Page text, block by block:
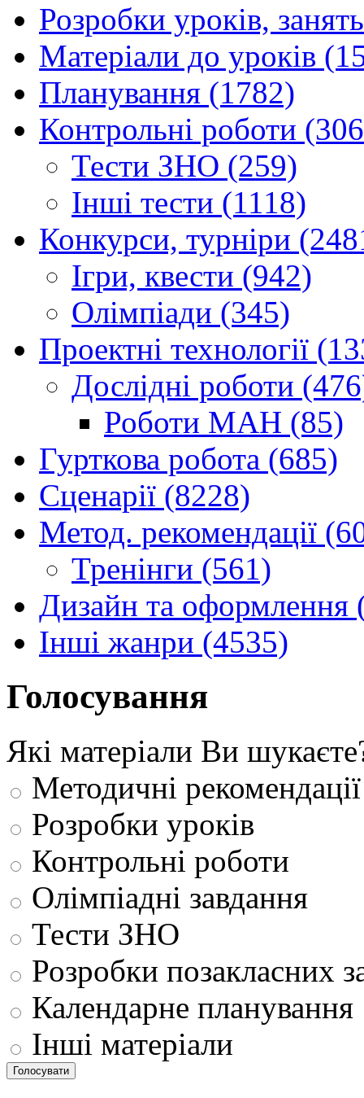
Розробки уроків,
Матеріали до уроків
Планування (1782)
Контрольні роботи
Тести ЗНО (259)
Інші тести (1118)
Конкурси, турніри
Ігри, квести (942)
Олімпіади (345)
Проектні технології
Дослідні роботи
Роботи МАН (85)
Гурткова робота (685)
Сценарії (8228)
Метод. рекомендації
Тренінги (561)
Дизайн та оформлення
Інші жанри (4535)
Голосування
Які матеріали Ви
Методичні рекомендації
Розробки уроків
Контрольні роботи
Олімпіадні завдання
Тести ЗНО
Розробки позакласних
Календарне планування
Інші матеріали